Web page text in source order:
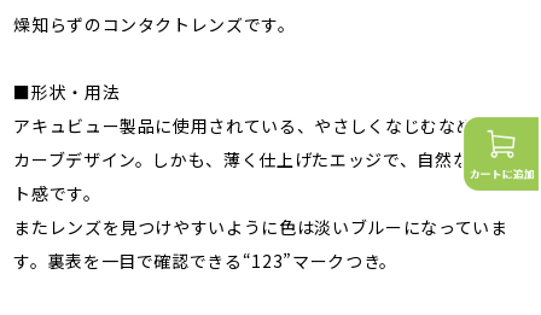
燥知らずのコンタクトレンズです。
■形状・用法
アキュビュー製品に使用されている、やさしくなじむなめらかな
カーブデザイン。しかも、薄く仕上げたエッジで、自然なフィッ
ト感です。
またレンズを見つけやすいように色は淡いブルーになっていま
す。裏表を一目で確認できる“123”マークつき。